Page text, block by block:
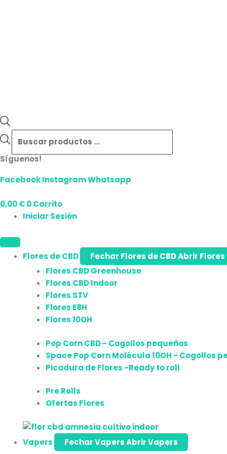
Síguenos!
FacebookInstagramWhatsapp
0,00€0Carrito
Iniciar Sesión
Flores de CBD Fechar Flores de CBDAbrir Flores
Flores CBD Greenhouse
Flores CBD Indoor
Flores STV
Flores E8H
Flores 10OH
Pop Corn CBD - Cogollos pequeños
Space Pop Corn Molécula 10OH - Cogollos
Picadura de Flores -Ready to roll
Pre Rolls
Ofertas Flores
Vapers Fechar VapersAbrir Vapers